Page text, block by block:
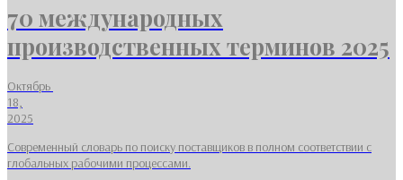
70 международных
производственных терминов 2025
Октябрь
18,
2025
Современный словарь по поиску поставщиков в полном соответствии с
глобальных рабочими процессами.